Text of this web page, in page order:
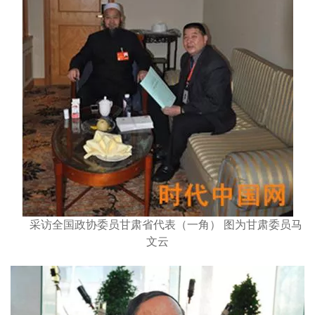
采访全国政协委员甘肃省代表（一角） 图为甘肃委员马
文云